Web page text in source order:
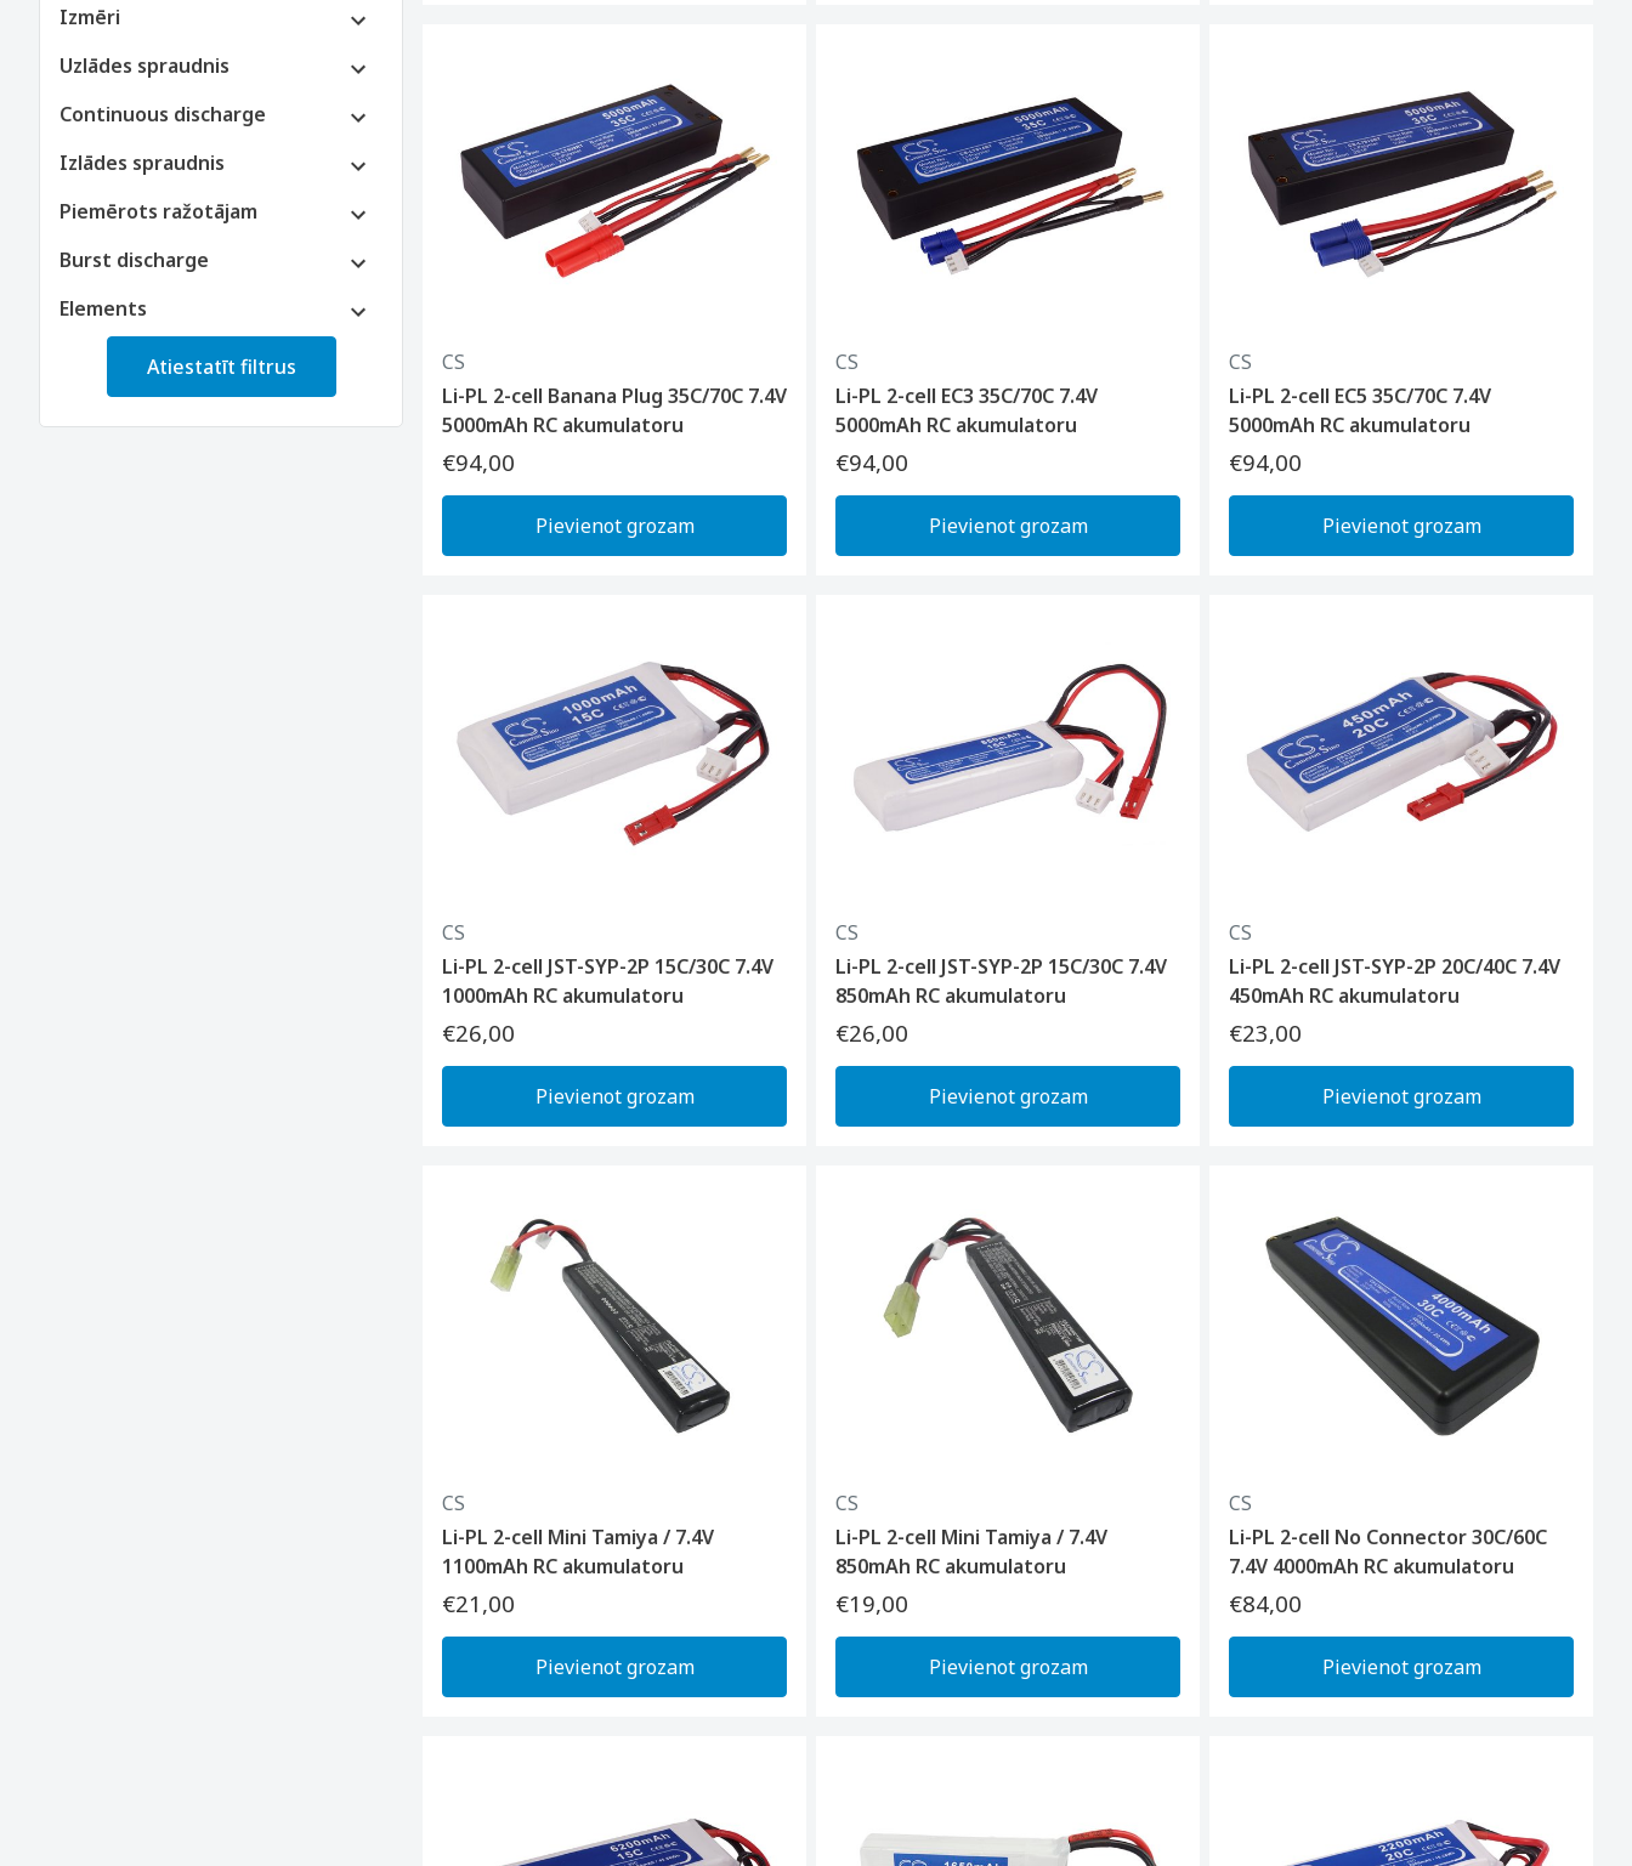
Izmēri
Uzlādes spraudnis
Continuous discharge
Izlādes spraudnis
Piemērots ražotājam
Burst discharge
Elements
Atiestatīt filtrus
CS
Li-PL 2-cell Banana Plug 35C/70C 7.4V
5000mAh RC akumulatoru
€94,00
Pievienot grozam
CS
Li-PL 2-cell EC3 35C/70C 7.4V
5000mAh RC akumulatoru
€94,00
Pievienot grozam
CS
Li-PL 2-cell EC5 35C/70C 7.4V
5000mAh RC akumulatoru
€94,00
Pievienot grozam
CS
Li-PL 2-cell JST-SYP-2P 15C/30C 7.4V
1000mAh RC akumulatoru
€26,00
Pievienot grozam
CS
Li-PL 2-cell JST-SYP-2P 15C/30C 7.4V
850mAh RC akumulatoru
€26,00
Pievienot grozam
CS
Li-PL 2-cell JST-SYP-2P 20C/40C 7.4V
450mAh RC akumulatoru
€23,00
Pievienot grozam
CS
Li-PL 2-cell Mini Tamiya / 7.4V
1100mAh RC akumulatoru
€21,00
Pievienot grozam
CS
Li-PL 2-cell Mini Tamiya / 7.4V
850mAh RC akumulatoru
€19,00
Pievienot grozam
CS
Li-PL 2-cell No Connector 30C/60C
7.4V 4000mAh RC akumulatoru
€84,00
Pievienot grozam